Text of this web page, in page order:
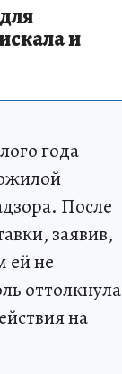
для
и
года
После
заявив,
ей не
оттолкнула
на